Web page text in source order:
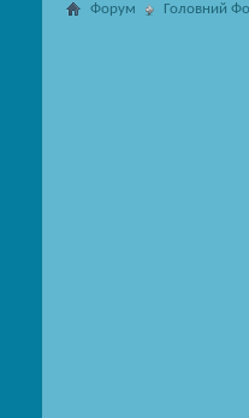
Форум Головний